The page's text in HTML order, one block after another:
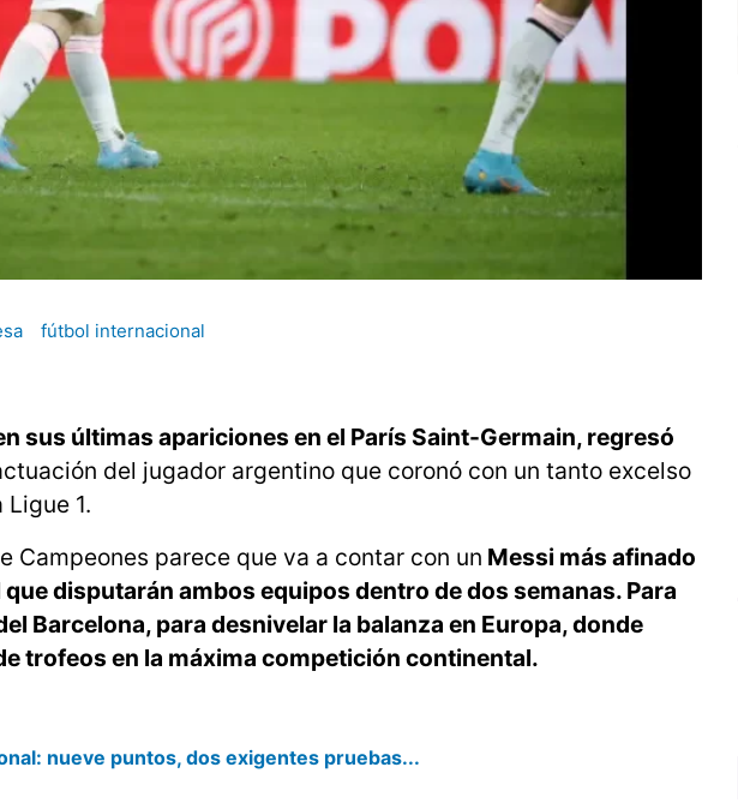
fútbol internacional
sus últimas apariciones en el París Saint-Germain, regresó
del jugador argentino que coronó con un tanto excelso
1.
Campeones parece que va a contar con un Messi más afinado
disputarán ambos equipos dentro de dos semanas. Para
Barcelona, para desnivelar la balanza en Europa, donde
trofeos en la máxima competición continental.
nueve puntos, dos exigentes pruebas...